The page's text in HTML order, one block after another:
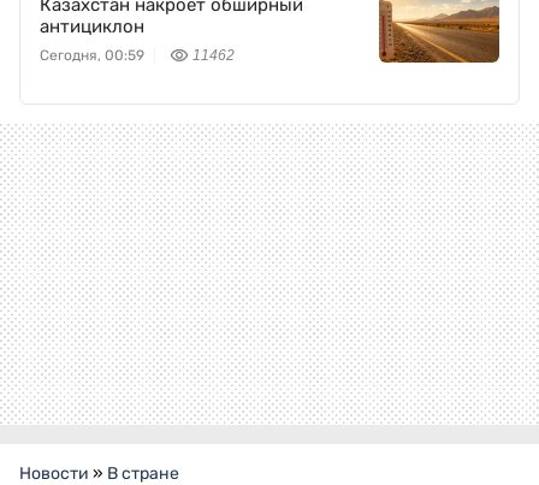
Казахстан накроет обширный
антициклон
Сегодня, 00:59 11462
Новости » В стране